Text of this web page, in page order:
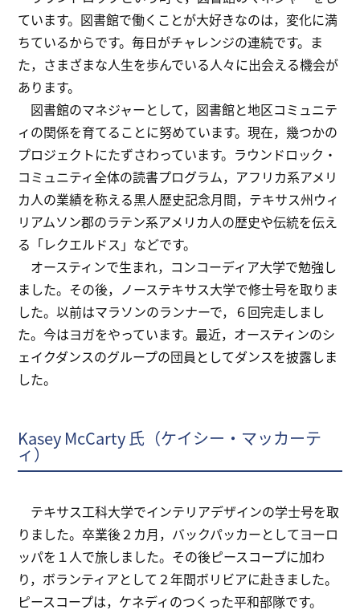
ています。図書館で働くことが大好きなのは，変化に満
ちているからです。毎日がチャレンジの連続です。ま
た，さまざまな人生を歩んでいる人々に出会える機会が
あります。
図書館のマネジャーとして，図書館と地区コミュニテ
ィの関係を育てることに努めています。現在，幾つかの
プロジェクトにたずさわっています。ラウンドロック・
コミュニティ全体の読書プログラム，アフリカ系アメリ
カ人の業績を称える黒人歴史記念月間，テキサス州ウィ
リアムソン郡のラテン系アメリカ人の歴史や伝統を伝え
る「レクエルドス」などです。
オースティンで生まれ，コンコーディア大学で勉強し
ました。その後，ノーステキサス大学で修士号を取りま
した。以前はマラソンのランナーで，６回完走しまし
た。今はヨガをやっています。最近，オースティンのシ
ェイクダンスのグループの団員としてダンスを披露しま
した。
Kasey McCarty 氏（ケイシー・マッカーテ
ィ）
テキサス工科大学でインテリアデザインの学士号を取
りました。卒業後２カ月，バックパッカーとしてヨーロ
ッパを１人で旅しました。その後ピースコープに加わ
り，ボランティアとして２年間ボリビアに赴きました。
ピースコープは，ケネディのつくった平和部隊です。